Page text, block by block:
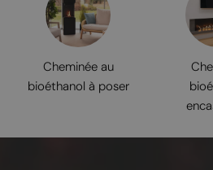
Cheminée au
bioéthanol à poser